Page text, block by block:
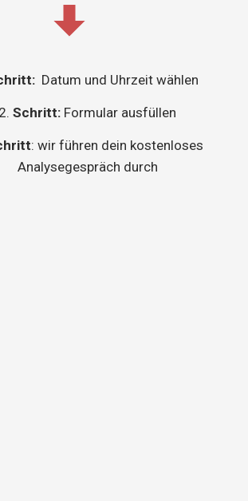
Datum und Uhrzeit wählen
Schritt: Formular ausfüllen
: wir führen dein kostenloses
Analysegespräch durch